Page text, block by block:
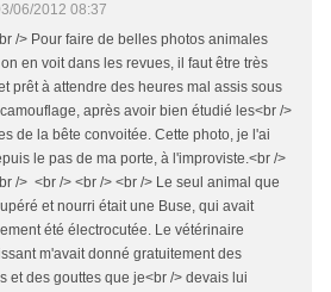
06/2012 08:37
/> Pour faire de belles photos animales
en voit dans les revues, il faut être très
prêt à attendre des heures mal assis sous
après avoir bien étudié les<br />
de la bête convoitée. Cette photo, je l'ai
le pas de ma porte, à l'improviste.<br />
/> <br /> <br /> <br /> Le seul animal que
et nourri était une Buse, qui avait
été électrocutée. Le vétérinaire
m'avait donné gratuitement des
et des gouttes que je<br /> devais lui